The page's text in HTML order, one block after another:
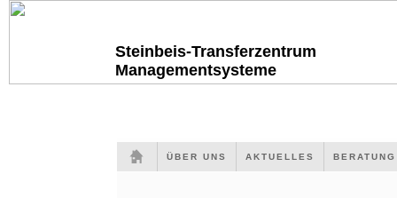
Steinbeis-Transferzentrum
Managementsysteme
ÜBER UNS AKTUELLES